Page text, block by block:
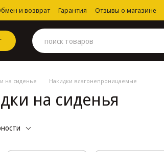
и возврат Гарантия Отзывы о магазине
на сиденье Накидки влагонепроницаемые
на сиденья